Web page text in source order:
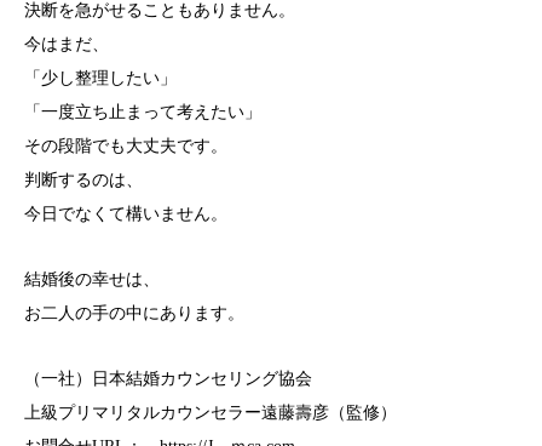
決断を急がせることもありません。
今はまだ、
「少し整理したい」
「一度立ち止まって考えたい」
その段階でも大丈夫です。
判断するのは、
今日でなくて構いません。
結婚後の幸せは、
お二人の手の中にあります。
（一社）日本結婚カウンセリング協会
上級プリマリタルカウンセラー遠藤壽彦（監修）